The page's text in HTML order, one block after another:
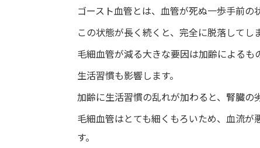
ゴースト血管とは、血管が死ぬ一歩手前の
この状態が長く続くと、完全に脱落してし
毛細血管が減る大きな要因は加齢によるも
生活習慣も影響します。
加齢に生活習慣の乱れが加わると、腎臓の
毛細血管はとても細くもろいため、血流
す。